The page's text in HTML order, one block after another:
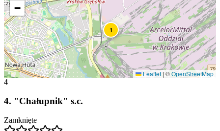
1
−
Leaflet | ©OpenStreetMap
4
4. "Chałupnik" s.c.
Zamknięte